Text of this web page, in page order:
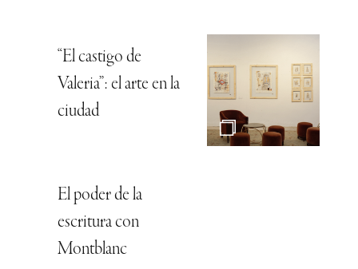
“El castigo de
Valeria”: el arte en la
ciudad
El poder de la
escritura con
Montblanc